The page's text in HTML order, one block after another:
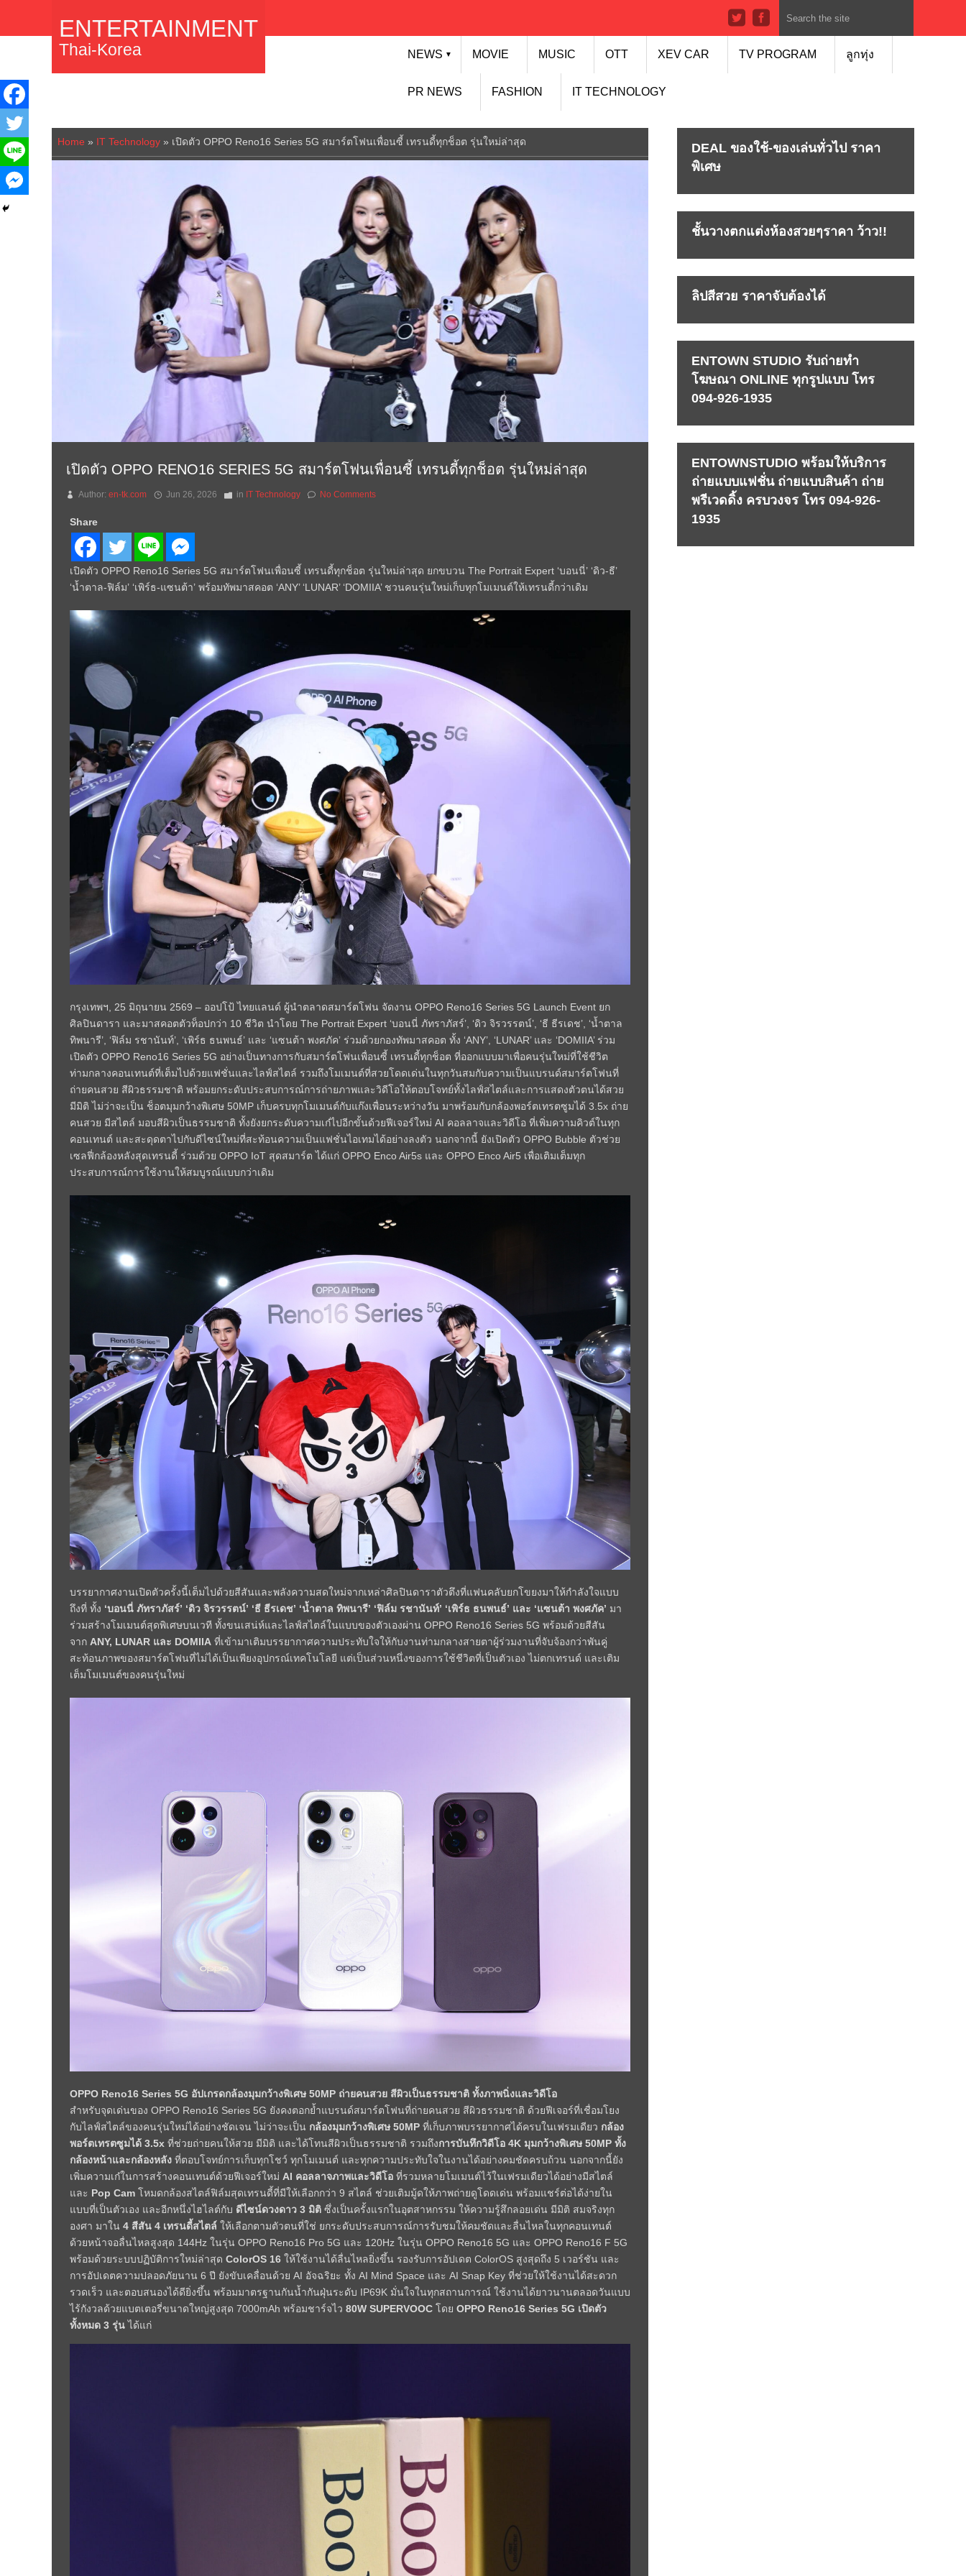
NEWS ▼ MOVIE MUSIC OTT XEV CAR TV PROGRAM ลูกทุ่ง
PR NEWS FASHION IT TECHNOLOGY
ENTERTAINMENT
Thai-Korea
Home » IT Technology » เปิดตัว OPPO Reno16 Series 5G สมาร์ตโฟนเพื่อนซี้ เทรนดี้ทุกช็อต รุ่นใหม่ล่าสุด
เปิดตัว OPPO RENO16 SERIES 5G สมาร์ตโฟนเพื่อนซี้ เทรนดี้ทุกช็อต รุ่นใหม่ล่าสุด
Author: en-tk.com Jun 26, 2026 in IT Technology No Comments
Share
เปิดตัว OPPO Reno16 Series 5G สมาร์ตโฟนเพื่อนซี้ เทรนดี้ทุกช็อต รุ่นใหม่ล่าสุด ยกขบวน The Portrait Expert ‘บอนนี่’ ‘ดิว-ธี’
‘น้ำตาล-ฟิล์ม’ ‘เพิร์ธ-แซนต้า’ พร้อมทัพมาสคอต ‘ANY’ ‘LUNAR’ ‘DOMIIA’ ชวนคนรุ่นใหม่เก็บทุกโมเมนต์ให้เทรนดี้กว่าเดิม
กรุงเทพฯ, 25 มิถุนายน 2569 – ออปโป้ ไทยแลนด์ ผู้นำตลาดสมาร์ตโฟน จัดงาน OPPO Reno16 Series 5G Launch Event ยก
ศิลปินดารา และมาสคอตตัวท็อปกว่า 10 ชีวิต นำโดย The Portrait Expert ‘บอนนี่ ภัทราภัสร์’, ‘ดิว จิรวรรตน์’, ‘ธี ธีรเดช’, ‘น้ำตาล
ทิพนารี’, ‘ฟิล์ม รชานันท์’, ‘เพิร์ธ ธนพนธ์’ และ ‘แซนต้า พงศภัค’ ร่วมด้วยกองทัพมาสคอต ทั้ง ‘ANY’, ‘LUNAR’ และ ‘DOMIIA’ ร่วม
เปิดตัว OPPO Reno16 Series 5G อย่างเป็นทางการกับสมาร์ตโฟนเพื่อนซี้ เทรนดี้ทุกช็อต ที่ออกแบบมาเพื่อคนรุ่นใหม่ที่ใช้ชีวิต
ท่ามกลางคอนเทนต์ที่เต็มไปด้วยแฟชั่นและไลฟ์สไตล์ รวมถึงโมเมนต์ที่สวยโดดเด่นในทุกวันสมกับความเป็นแบรนด์สมาร์ตโฟนที่
ถ่ายคนสวย สีผิวธรรมชาติ พร้อมยกระดับประสบการณ์การถ่ายภาพและวิดีโอให้ตอบโจทย์ทั้งไลฟ์สไตล์และการแสดงตัวตนได้สวย
มีมิติ ไม่ว่าจะเป็น ช็อตมุมกว้างพิเศษ 50MP เก็บครบทุกโมเมนต์กับแก๊งเพื่อนระหว่างวัน มาพร้อมกับกล้องพอร์ตเทรตซูมได้ 3.5x ถ่าย
คนสวย มีสไตล์ มอบสีผิวเป็นธรรมชาติ ทั้งยังยกระดับความเก๋ไปอีกขั้นด้วยฟีเจอร์ใหม่ AI คอลลาจและวิดีโอ ที่เพิ่มความคิวต์ในทุก
คอนเทนต์ และสะดุดตาไปกับดีไซน์ใหม่ที่สะท้อนความเป็นแฟชั่นไอเทมได้อย่างลงตัว นอกจากนี้ ยังเปิดตัว OPPO Bubble ตัวช่วย
เซลฟี่กล้องหลังสุดเทรนดี้ ร่วมด้วย OPPO IoT สุดสมาร์ต ได้แก่ OPPO Enco Air5s และ OPPO Enco Air5 เพื่อเติมเต็มทุก
ประสบการณ์การใช้งานให้สมบูรณ์แบบกว่าเดิม
บรรยากาศงานเปิดตัวครั้งนี้เต็มไปด้วยสีสันและพลังความสดใหม่จากเหล่าศิลปินดาราตัวตึงที่แฟนคลับยกโขยงมาให้กำลังใจแบบ
ถึงที่ ทั้ง ‘บอนนี่ ภัทราภัสร์’ ‘ดิว จิรวรรตน์’ ‘ธี ธีรเดช’ ‘น้ำตาล ทิพนารี’ ‘ฟิล์ม รชานันท์’ ‘เพิร์ธ ธนพนธ์’ และ ‘แซนต้า พงศภัค’ มา
ร่วมสร้างโมเมนต์สุดพิเศษบนเวที ทั้งขนเสน่ห์และไลฟ์สไตล์ในแบบของตัวเองผ่าน OPPO Reno16 Series 5G พร้อมด้วยสีสัน
จาก ANY, LUNAR และ DOMIIA ที่เข้ามาเติมบรรยากาศความประทับใจให้กับงานท่ามกลางสายตาผู้ร่วมงานที่จับจ้องกว่าพันคู่
สะท้อนภาพของสมาร์ตโฟนที่ไม่ได้เป็นเพียงอุปกรณ์เทคโนโลยี แต่เป็นส่วนหนึ่งของการใช้ชีวิตที่เป็นตัวเอง ไม่ตกเทรนด์ และเติม
เต็มโมเมนต์ของคนรุ่นใหม่
OPPO Reno16 Series 5G อัปเกรดกล้องมุมกว้างพิเศษ 50MP ถ่ายคนสวย สีผิวเป็นธรรมชาติ ทั้งภาพนิ่งและวิดีโอ
สำหรับจุดเด่นของ OPPO Reno16 Series 5G ยังคงตอกย้ำแบรนด์สมาร์ตโฟนที่ถ่ายคนสวย สีผิวธรรมชาติ ด้วยฟีเจอร์ที่เชื่อมโยง
กับไลฟ์สไตล์ของคนรุ่นใหม่ได้อย่างชัดเจน ไม่ว่าจะเป็น กล้องมุมกว้างพิเศษ 50MP ที่เก็บภาพบรรยากาศได้ครบในเฟรมเดียว กล้อง
พอร์ตเทรตซูมได้ 3.5x ที่ช่วยถ่ายคนให้สวย มีมิติ และได้โทนสีผิวเป็นธรรมชาติ รวมถึงการบันทึกวิดีโอ 4K มุมกว้างพิเศษ 50MP ทั้ง
กล้องหน้าและกล้องหลัง ที่ตอบโจทย์การเก็บทุกโชว์ ทุกโมเมนต์ และทุกความประทับใจในงานได้อย่างคมชัดครบถ้วน นอกจากนี้ยัง
เพิ่มความเก๋ในการสร้างคอนเทนต์ด้วยฟีเจอร์ใหม่ AI คอลลาจภาพและวิดีโอ ที่รวมหลายโมเมนต์ไว้ในเฟรมเดียวได้อย่างมีสไตล์
และ Pop Cam โหมดกล้องสไตล์ฟิล์มสุดเทรนดี้ที่มีให้เลือกกว่า 9 สไตล์ ช่วยเติมมู้ดให้ภาพถ่ายดูโดดเด่น พร้อมแชร์ต่อได้ง่ายใน
แบบที่เป็นตัวเอง และอีกหนึ่งไฮไลต์กับ ดีไซน์ดวงดาว 3 มิติ ซึ่งเป็นครั้งแรกในอุตสาหกรรม ให้ความรู้สึกลอยเด่น มีมิติ สมจริงทุก
องศา มาใน 4 สีสัน 4 เทรนดี้สไตล์ ให้เลือกตามตัวตนที่ใช่ ยกระดับประสบการณ์การรับชมให้คมชัดและลื่นไหลในทุกคอนเทนต์
ด้วยหน้าจอลื่นไหลสูงสุด 144Hz ในรุ่น OPPO Reno16 Pro 5G และ 120Hz ในรุ่น OPPO Reno16 5G และ OPPO Reno16 F 5G
พร้อมด้วยระบบปฏิบัติการใหม่ล่าสุด ColorOS 16 ให้ใช้งานได้ลื่นไหลยิ่งขึ้น รองรับการอัปเดต ColorOS สูงสุดถึง 5 เวอร์ชัน และ
การอัปเดตความปลอดภัยนาน 6 ปี ยังขับเคลื่อนด้วย AI อัจฉริยะ ทั้ง AI Mind Space และ AI Snap Key ที่ช่วยให้ใช้งานได้สะดวก
รวดเร็ว และตอบสนองได้ดียิ่งขึ้น พร้อมมาตรฐานกันน้ำกันฝุ่นระดับ IP69K มั่นใจในทุกสถานการณ์ ใช้งานได้ยาวนานตลอดวันแบบ
ไร้กังวลด้วยแบตเตอรี่ขนาดใหญ่สูงสุด 7000mAh พร้อมชาร์จไว 80W SUPERVOOC โดย OPPO Reno16 Series 5G เปิดตัว
ทั้งหมด 3 รุ่นได้แก่
DEAL ของใช้-ของเล่นทั่วไป ราคา
พิเศษ
ชั้นวางตกแต่งห้องสวยๆราคา ว้าว!!
ลิปสีสวย ราคาจับต้องได้
ENTOWN STUDIO รับถ่ายทำ
โฆษณา ONLINE ทุกรูปแบบ โทร
094-926-1935
ENTOWNSTUDIO พร้อมให้บริการ
ถ่ายแบบแฟชั่น ถ่ายแบบสินค้า ถ่าย
พรีเวดดิ้ง ครบวงจร โทร 094-926-
1935